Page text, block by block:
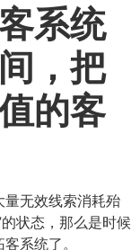
系统
，把
的客
无效线索消耗殆
状态，那么是时候
系统了。